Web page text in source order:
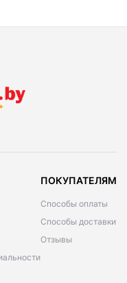
ПОКУПАТЕЛЯМ
Способы оплаты
Способы доставки
Отзывы